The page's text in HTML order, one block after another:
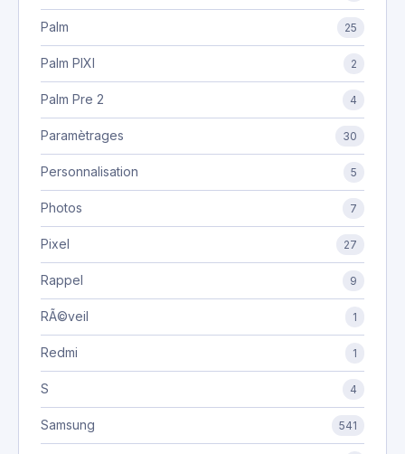
Palm 25
Palm PIXI 2
Palm Pre 2 4
Paramètrages 30
Personnalisation 5
Photos 7
Pixel 27
Rappel 9
RÃ©veil 1
Redmi 1
S 4
Samsung 541